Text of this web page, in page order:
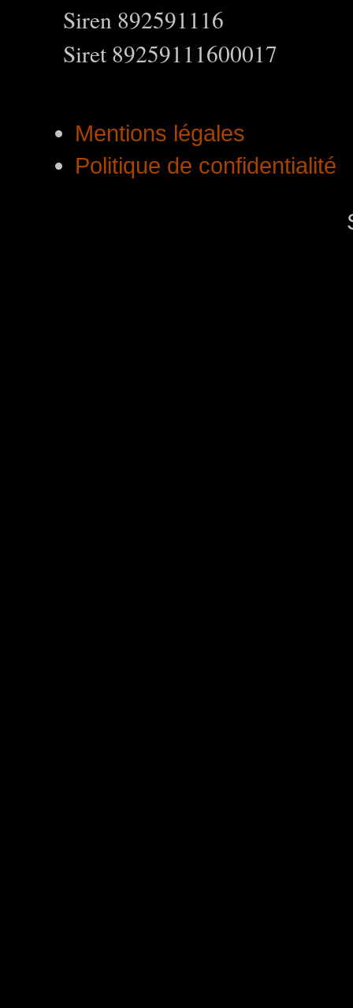
Siren 892591116
Siret 89259111600017
Mentions légales
Politique de confidentialité